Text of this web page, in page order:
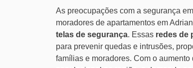
As preocupações com a segurança
moradores de apartamentos em
telas de segurança. Essas redes de
para prevenir quedas e intrusões,
famílias e moradores. Com o